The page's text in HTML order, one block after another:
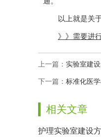
以上就是关于实
》》需要进行
上一篇： 实验室建
下一篇： 标准化医
相关文章
护理实验室建设